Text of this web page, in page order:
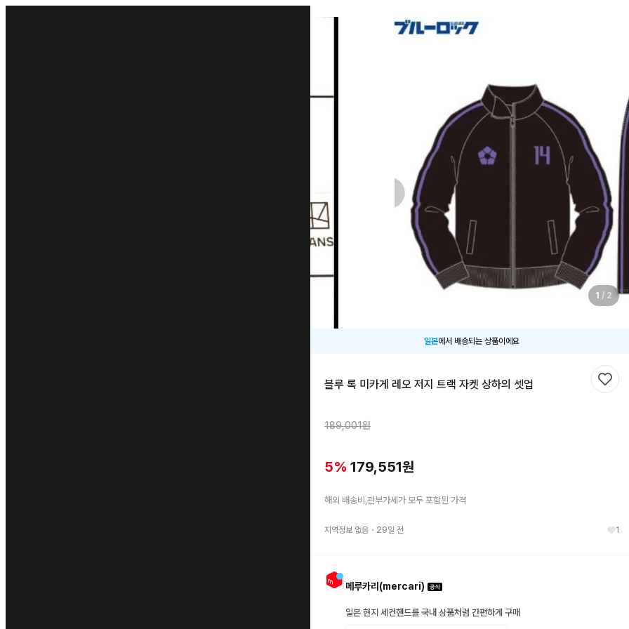
1 / 2
일본에서 배송되는 상품이에요
블루 록 미카게 레오 저지 트랙 자켓 상하의 셋업
189,001원
5% 179,551원
해외 배송비,관부가세가 모두 포함된 가격
지역정보 없음 ・ 29일 전 1
메루카리(mercari)
일본 현지 세컨핸드를 국내 상품처럼 간편하게 구매
찜하